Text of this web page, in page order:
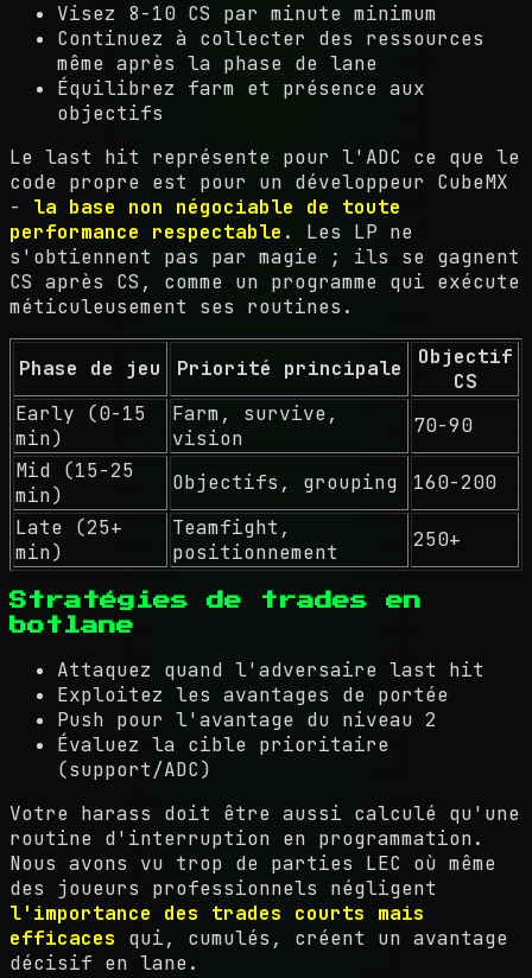
Visez 8-10 CS par minute minimum
Continuez à collecter des ressources
même après la phase de lane
Équilibrez farm et présence aux
objectifs
Le last hit représente pour l'ADC ce que le
code propre est pour un développeur CubeMX
- la base non négociable de toute
performance respectable . Les LP ne
s'obtiennent pas par magie ; ils se gagnent
CS après CS, comme un programme qui exécute
méticuleusement ses routines.
Phase de jeu Priorité principale
Objectif
CS
Early (0-15
min)
Farm, survive,
vision
70-90
Mid (15-25
min)
Objectifs, grouping
160-200
Late (25+
min)
Teamfight,
positionnement
250+
Stratégies de trades en
botlane
Attaquez quand l'adversaire last hit
Exploitez les avantages de portée
Push pour l'avantage du niveau 2
Évaluez la cible prioritaire
(support/ADC)
Votre harass doit être aussi calculé qu'une
routine d'interruption en programmation.
Nous avons vu trop de parties LEC où même
des joueurs professionnels négligent
l'importance des trades courts mais
efficaces qui, cumulés, créent un avantage
décisif en lane.